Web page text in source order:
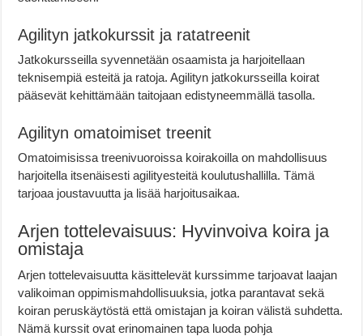
Agilityn jatkokurssit ja ratatreenit
Jatkokursseilla syvennetään osaamista ja harjoitellaan
teknisempiä esteitä ja ratoja. Agilityn jatkokursseilla koirat
pääsevät kehittämään taitojaan edistyneemmällä tasolla.
Agilityn omatoimiset treenit
Omatoimisissa treenivuoroissa koirakoilla on mahdollisuus
harjoitella itsenäisesti agilityesteitä koulutushallilla. Tämä
tarjoaa joustavuutta ja lisää harjoitusaikaa.
Arjen tottelevaisuus: Hyvinvoiva koira ja
omistaja
Arjen tottelevaisuutta käsittelevät kurssimme tarjoavat laajan
valikoiman oppimismahdollisuuksia, jotka parantavat sekä
koiran peruskäytöstä että omistajan ja koiran välistä suhdetta.
Nämä kurssit ovat erinomainen tapa luoda pohja